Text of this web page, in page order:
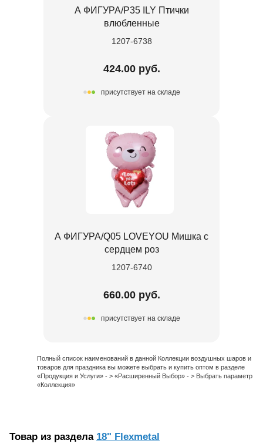
А ФИГУРА/P35 ILY Птички
влюбленные
1207-6738
424.00 руб.
присутствует на складе
А ФИГУРА/Q05 LOVEYOU Мишка с
сердцем роз
1207-6740
660.00 руб.
присутствует на складе
Полный список наименований в данной Коллекции воздушных шаров и
товаров для праздника вы можете выбрать и купить оптом в разделе
«Продукция и Услуги» - > «Расширенный Выбор» - > Выбрать параметр
«Коллекция»
Товар из раздела 18" Flexmetal